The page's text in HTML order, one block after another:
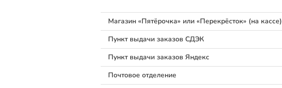
Магазин «Пятёрочка» или «Перекрёсток» (на кассе)
Пункт выдачи заказов СДЭК
Пункт выдачи заказов Яндекс
Почтовое отделение